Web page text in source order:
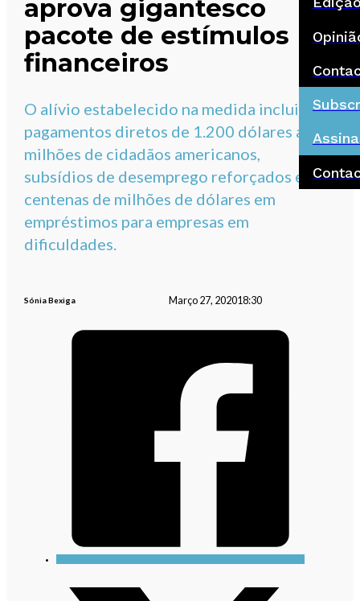
aprova gigantesco
pacote de estímulos
financeiros
O alívio estabelecido na medida inclui
pagamentos diretos de 1.200 dólares a
milhões de cidadãos americanos,
subsídios de desemprego reforçados e
centenas de milhões de dólares em
empréstimos para empresas em
dificuldades.
Sónia Bexiga Março 27, 202018:30